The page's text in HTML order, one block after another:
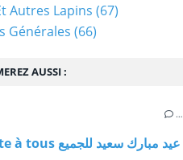
AUSSI :
…
Bonne fête à tous عيد مبارك سعيد للجميع
Autres Lapins (67)
Générales (66)